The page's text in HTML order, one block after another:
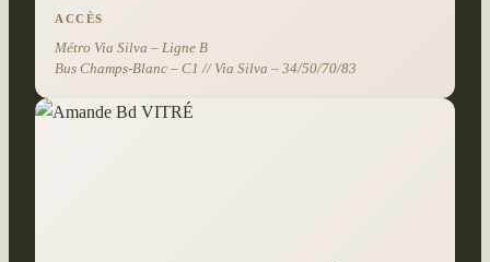
ACCÈS
Métro Via Silva – Ligne B
Bus Champs-Blanc – C1 // Via Silva – 34/50/70/83